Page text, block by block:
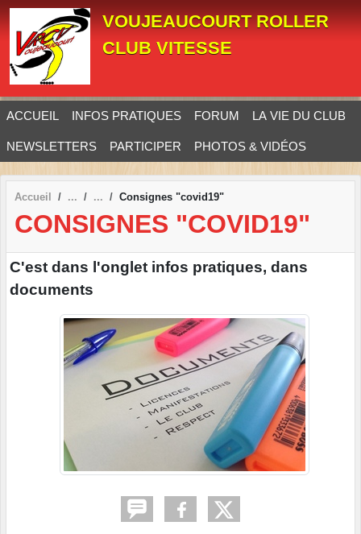
VOUJEAUCOURT ROLLER
CLUB VITESSE
ACCUEIL INFOS PRATIQUES FORUM LA VIE DU CLUB
NEWSLETTERS PARTICIPER PHOTOS & VIDÉOS
Accueil Consignes "covid19"
CONSIGNES "COVID19"
C'est dans l'onglet infos pratiques, dans
documents
Panneau de gestion des cookies